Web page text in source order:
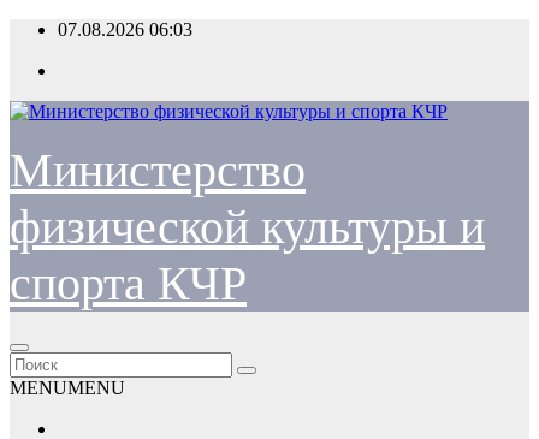
Перейти
содержимому
07.08.2026 06:03
Министерство
физической культуры и
спорта КЧР
MENUMENU